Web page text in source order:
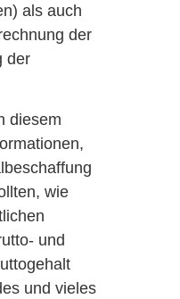
als auch
der
der
diesem
wie
und
und vieles